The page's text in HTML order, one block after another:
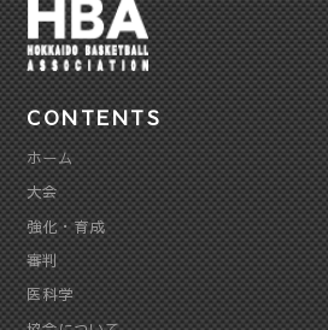
CONTENTS
ホーム
大会
強化・育成
審判
医科学